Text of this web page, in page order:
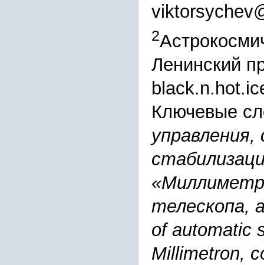
2
Ленинский
Ключевые
телескопа,
of automatic
Millimetron,